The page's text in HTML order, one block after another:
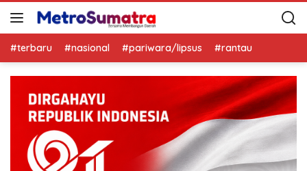
#terbaru #nasional #pariwara/lipsus #rantau